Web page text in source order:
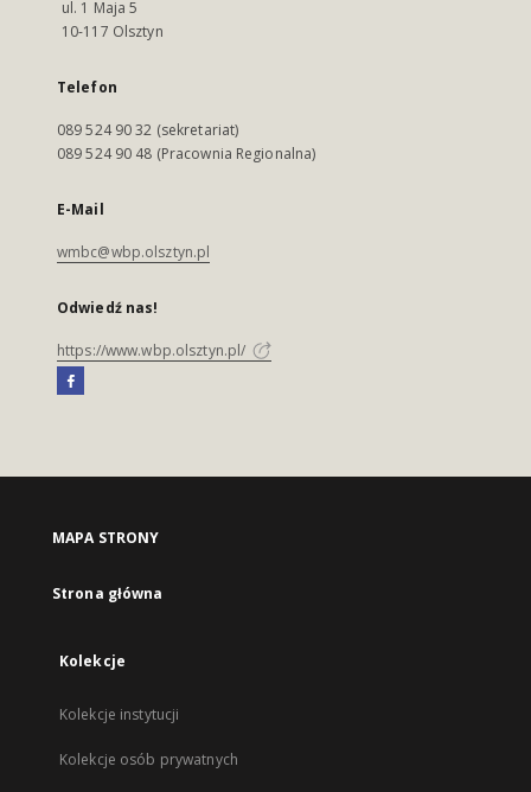
ul. 1 Maja 5
10-117 Olsztyn
Telefon
089 524 90 32 (sekretariat)
089 524 90 48 (Pracownia Regionalna)
E-Mail
wmbc@wbp.olsztyn.pl
Odwiedź nas!
https://www.wbp.olsztyn.pl/
MAPA STRONY
Strona główna
Kolekcje
Kolekcje instytucji
Kolekcje osób prywatnych